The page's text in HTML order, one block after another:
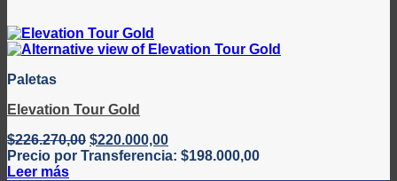
Paletas
Elevation Tour Gold
$226.270,00 El
precio
$220.000,00El
precio
Precio por Transferencia: $198.000,00
Leer más